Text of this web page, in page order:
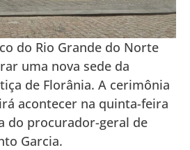
do Rio Grande do Norte
uma nova sede da
de Florânia. A cerimônia
acontecer na quinta-feira
do procurador-geral de
Garcia.